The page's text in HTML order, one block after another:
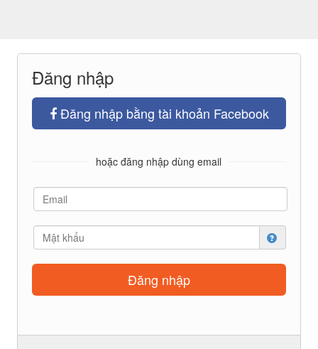
Đăng nhập
Đăng nhập bằng tài khoản Facebook
hoặc đăng nhập dùng email